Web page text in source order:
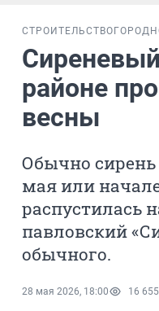
СТРОИТЕЛЬСТВО ГОРОД
районе
весны
Обычно сирень
мая или
распустилась
павловский
обычного.
28 мая 2026, 18:00 16 655